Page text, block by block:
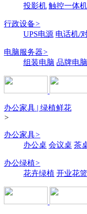
投影机 触控一体机
行政设备>
UPS电源 电话机/
电脑服务器>
组装电脑 品牌电脑
办公家具 | 绿植鲜花
>
办公家具>
办公桌 会议桌 茶
办公绿植>
花卉绿植 开业花篮